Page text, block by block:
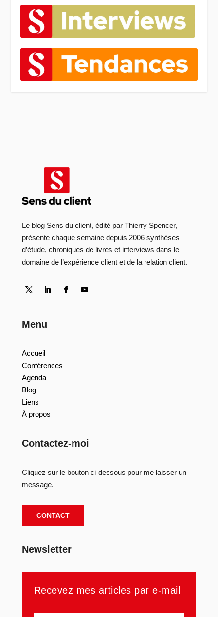
Le blog Sens du client, édité par Thierry Spencer,
présente chaque semaine depuis 2006 synthèses
d’étude, chroniques de livres et interviews dans le
domaine de l’expérience client et de la relation client.
Menu
Accueil
Conférences
Agenda
Blog
Liens
À propos
Contactez-moi
Cliquez sur le bouton ci-dessous pour me laisser un
message.
CONTACT
Newsletter
Recevez mes articles par e-mail